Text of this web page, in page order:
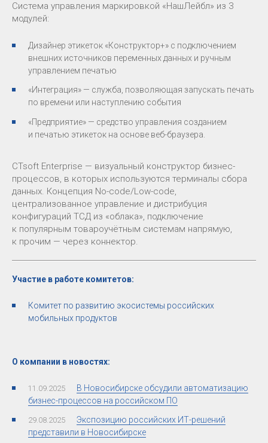
Система управления маркировкой «НашЛейбл» из 3
модулей:
Дизайнер этикеток «Конструктор+» с подключением
внешних источников переменных данных и ручным
управлением печатью
«Интеграция» — служба, позволяющая запускать печать
по времени или наступлению события
«Предприятие» — средство управления созданием
и печатью этикеток на основе веб-браузера.
CTsoft Enterprise — визуальный конструктор бизнес-
процессов, в которых используются терминалы сбора
данных. Концепция No-code/Low-code,
централизованное управление и дистрибуция
конфигураций ТСД из «облака», подключение
к популярным товароучётным системам напрямую,
к прочим — через коннектор.
Участие в работе комитетов:
Комитет по развитию экосистемы российских
мобильных продуктов
О компании в новостях:
11.09.2025
В Новосибирске обсудили автоматизацию
бизнес-процессов на российском ПО
29.08.2025
Экспозицию российских ИТ-решений
представили в Новосибирске